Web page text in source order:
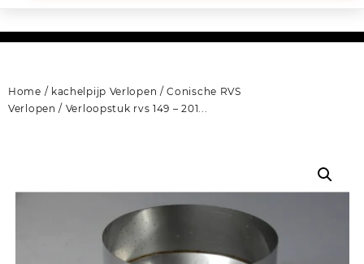
Home / kachelpijp Verlopen /Conische RVS
Verlopen / Verloopstuk rvs 149 – 201...